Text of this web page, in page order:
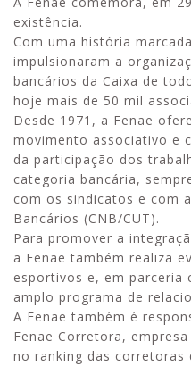
existência.
Com uma história
impulsionaram a
bancários da Caixa de
hoje mais de 50 mil
Desde 1971, a Fenae
movimento associativo e
da participação dos
categoria bancária,
com os sindicatos e com
Bancários (CNB/CUT).
Para promover a
a Fenae também realiza
esportivos e, em parceria
amplo programa de
A Fenae também é
Fenae Corretora,
no ranking das corretoras